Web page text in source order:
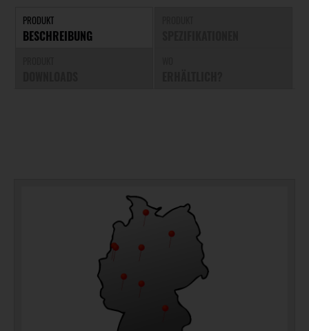
PRODUKT
BESCHREIBUNG